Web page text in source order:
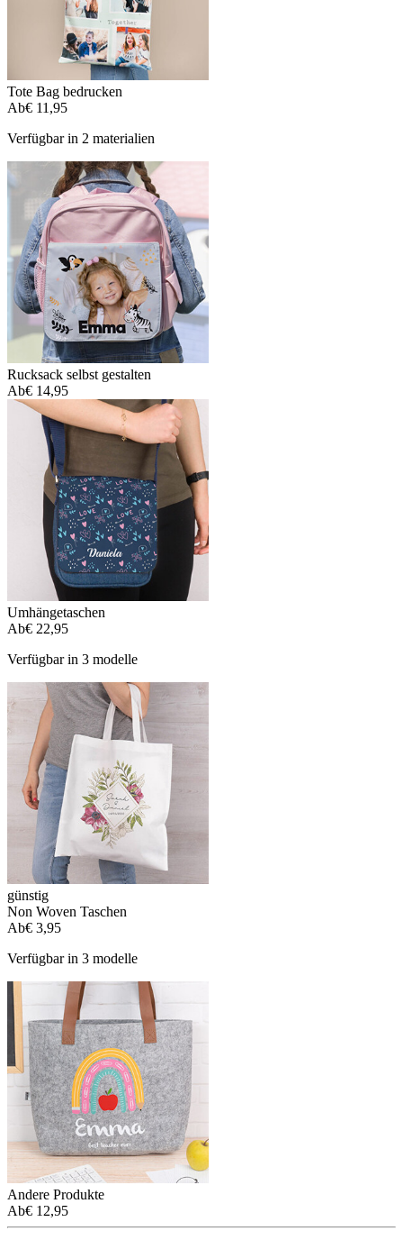
Tote Bag bedrucken
Ab€ 11,95
Verfügbar in 2 materialien
Rucksack selbst gestalten
Ab€ 14,95
Umhängetaschen
Ab€ 22,95
Verfügbar in 3 modelle
günstig
Non Woven Taschen
Ab€ 3,95
Verfügbar in 3 modelle
Andere Produkte
Ab€ 12,95